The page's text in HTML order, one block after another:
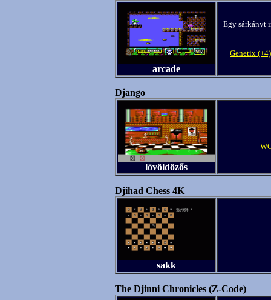
arcade
Egy sárkányt
Genetix (+4)
Django
lövöldözős
Djihad Chess 4K
sakk
The Djinni Chronicles (Z-Code)